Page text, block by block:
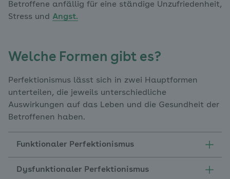
Betroffene anfällig für eine ständige Unzufriedenheit,
Stress und Angst.
Welche Formen gibt es?
Perfektionismus lässt sich in zwei Hauptformen
unterteilen, die jeweils unterschiedliche
Auswirkungen auf das Leben und die Gesundheit der
Betroffenen haben.
Funktionaler Perfektionismus
Dysfunktionaler Perfektionismus